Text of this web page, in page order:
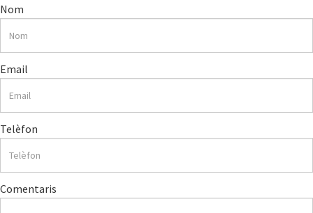
Nom
Email
Telèfon
Comentaris